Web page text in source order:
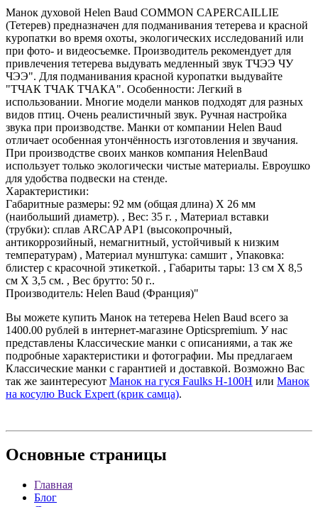
Манок духовой Helen Baud COMMON CAPERCAILLIE
(Тетерев) предназначен для подманивания тетерева и красной
куропатки во время охоты, экологических исследований или
при фото- и видеосъемке. Производитель рекомендует для
привлечения тетерева выдувать медленный звук ТЧЭЭ ЧУ
ЧЭЭ". Для подманивания красной куропатки выдувайте
"ТЧАК ТЧАК ТЧАКА". Особенности: Легкий в
использовании. Многие модели манков подходят для разных
видов птиц. Очень реалистичный звук. Ручная настройка
звука при производстве. Манки от компании Helen Baud
отличает особенная утончённость изготовления и звучания.
При производстве своих манков компания HelenBaud
использует только экологически чистые материалы. Евроушко
для удобства подвески на стенде.
Характеристики:
Габаритные размеры: 92 мм (общая длина) Х 26 мм
(наибольший диаметр). , Вес: 35 г. , Материал вставки
(трубки): сплав ARCAP AP1 (высокопрочный,
антикоррозийный, немагнитный, устойчивый к низким
температурам) , Материал мунштука: самшит , Упаковка:
блистер с красочной этикеткой. , Габариты тары: 13 см Х 8,5
см Х 3,5 см. , Вес брутто: 50 г..
Производитель: Helen Baud (Франция)"
Вы можете купить Манок на тетерева Helen Baud всего за
1400.00 рублей в интернет-магазине Opticspremium. У нас
представлены Классические манки с описаниями, а так же
подробные характеристики и фотографии. Мы предлагаем
Классические манки с гарантией и доставкой. Возможно Вас
так же заинтересуют Манок на гуся Faulks H-100H или Манок
на косулю Buck Expert (крик самца).
Основные страницы
Главная
Блог